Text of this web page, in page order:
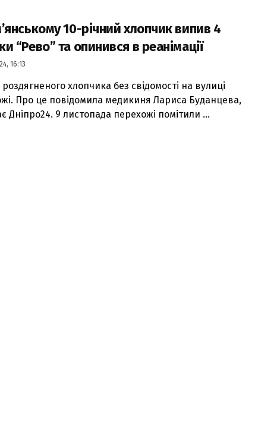
10-річний хлопчик випив 4
“Рево” та опинився в реанімації
16:13
хлопчика без свідомості на вулиці
Про це повідомила медикиня Лариса Буданцева,
Дніпро24. 9 листопада перехожі помітили ...